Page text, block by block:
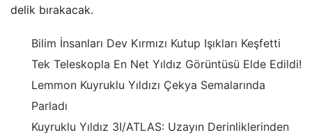
delik bırakacak.
Bilim İnsanları Dev Kırmızı Kutup Işıkları Keşfetti
Tek Teleskopla En Net Yıldız Görüntüsü Elde Edildi!
Lemmon Kuyruklu Yıldızı Çekya Semalarında
Parladı
Kuyruklu Yıldız 3I/ATLAS: Uzayın Derinliklerinden